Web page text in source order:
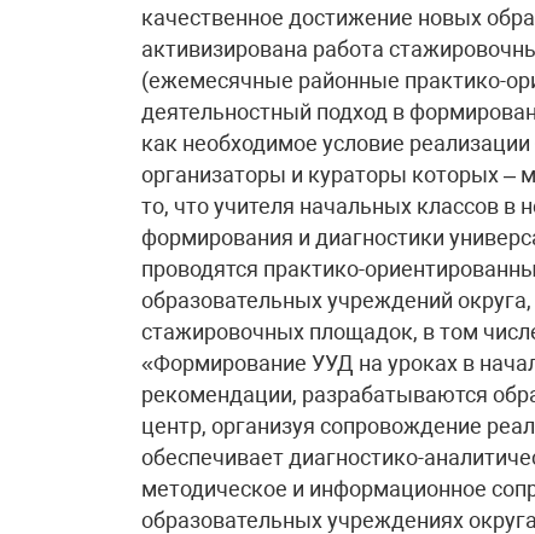
качественное достижение новых
активизирована работа
(ежемесячные районные практико-
деятельностный подход в
как необходимое условие
организаторы и кураторы которых –
то, что учителя начальных классов в
формирования и диагностики
проводятся практико-
образовательных учреждений
стажировочных площадок, в том
«Формирование УУД на уроках в
рекомендации, разрабатываются
центр, организуя сопровождение
обеспечивает диагностико-
методическое и информационное
образовательных учреждениях